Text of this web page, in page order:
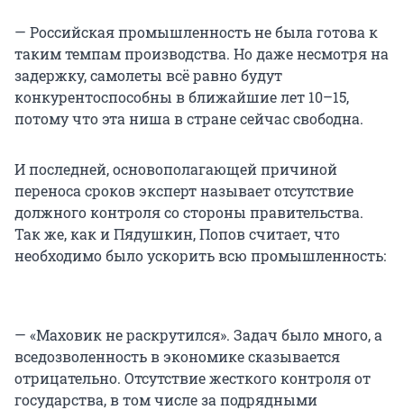
— Российская промышленность не была готова к
таким темпам производства. Но даже несмотря на
задержку, самолеты всё равно будут
конкурентоспособны в ближайшие лет 10–15,
потому что эта ниша в стране сейчас свободна.
И последней, основополагающей причиной
переноса сроков эксперт называет отсутствие
должного контроля со стороны правительства.
Так же, как и Пядушкин, Попов считает, что
необходимо было ускорить всю промышленность:
— «Маховик не раскрутился». Задач было много, а
вседозволенность в экономике сказывается
отрицательно. Отсутствие жесткого контроля от
государства, в том числе за подрядными